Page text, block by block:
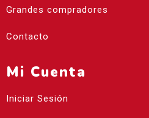
Grandes compradores
Contacto
Mi Cuenta
Iniciar Sesión